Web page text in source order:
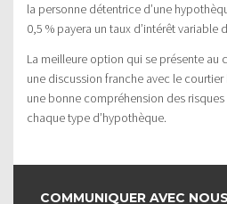
la personne détentrice d’une
0,5 % payera un taux d’intérêt variable
La meilleure option qui se présente au
une discussion franche avec le
une bonne compréhension des
chaque type d’hypothèque.
COMMUNIQUER AVEC NOUS